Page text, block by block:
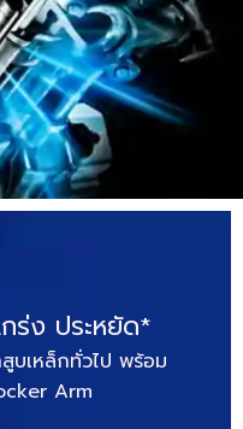
ร่ง ประหยัด*
บเหล็กทั่วไป พร้อม
Arm